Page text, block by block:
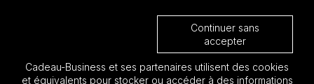
Continuer sans
accepter
Cadeau-Business et ses partenaires utilisent des cookies
et équivalents pour stocker ou accéder à des informations